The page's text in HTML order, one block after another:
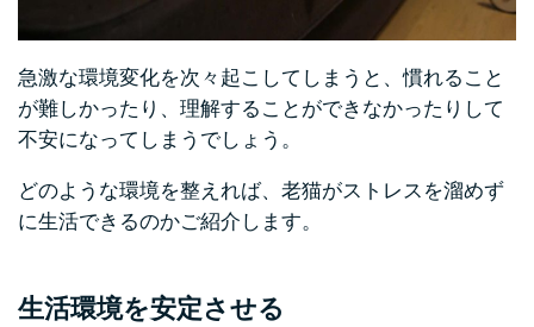
急激な環境変化を次々起こしてしまうと、慣れること
が難しかったり、理解することができなかったりして
不安になってしまうでしょう。
どのような環境を整えれば、老猫がストレスを溜めず
に生活できるのかご紹介します。
生活環境を安定させる